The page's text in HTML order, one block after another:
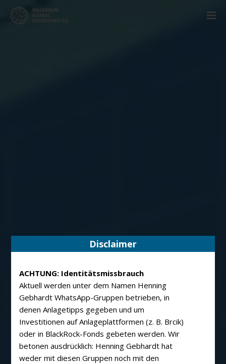
Disclaimer
ACHTUNG: Identitätsmissbrauch
Aktuell werden unter dem Namen Henning
Gebhardt WhatsApp-Gruppen betrieben, in
denen Anlagetipps gegeben und um
Investitionen auf Anlageplattformen (z. B. Brcik)
oder in BlackRock-Fonds gebeten werden. Wir
betonen ausdrücklich: Henning Gebhardt hat
weder mit diesen Gruppen noch mit den